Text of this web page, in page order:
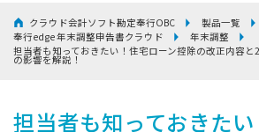
クラウド会計ソフト勘定奉行OBC
製品一覧
奉行edge 年末調整申告書クラウド
年末調整
担当者も知っておきたい！ 住宅ローン控除の改正内容
の影響を解説！
担当者も知っておきたい